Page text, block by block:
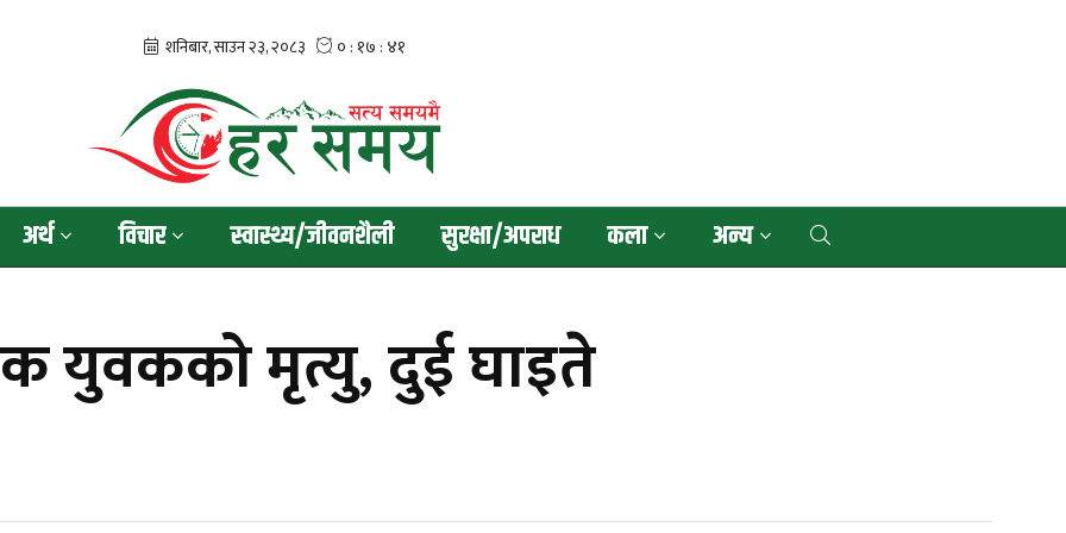
अर्थ विचार स्वास्थ्य/जीवनशैली सुरक्षा/अपराध कला अन्य
युवकको मृत्यु, दुई घाइते